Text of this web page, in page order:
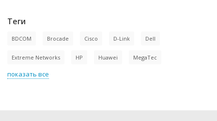
Теги
BDCOM Brocade Cisco D-Link Dell
Extreme Networks HP Huawei MegaTec
показать все